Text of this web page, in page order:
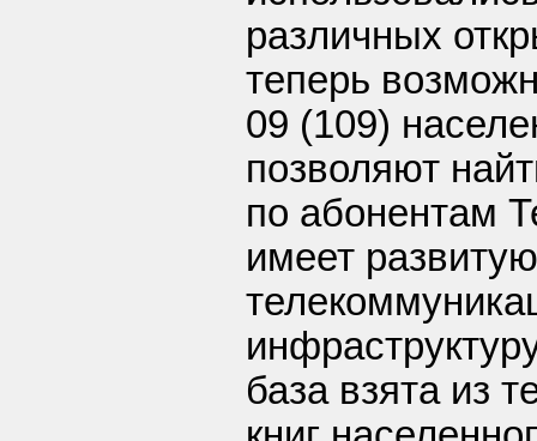
различных
теперь
09 (109)
позволяют
по абонентам
имеет развитую
база взята из